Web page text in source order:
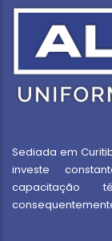
Sediada em
investe
capacitação